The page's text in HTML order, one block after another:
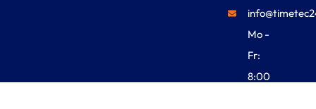
Mo -
Fr:
8:00